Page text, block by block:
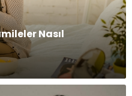
Nasıl